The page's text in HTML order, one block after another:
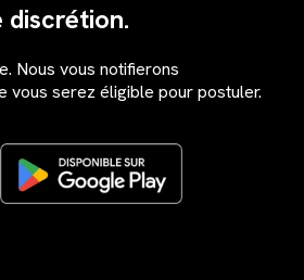
discrétion.
Nous vous notifierons
vous serez éligible pour postuler.